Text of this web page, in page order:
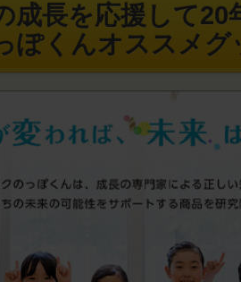
成長を応援して20
ぽくんオススメグ